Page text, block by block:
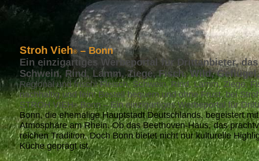
Stroh Vieh® – Bonn
Ein einzigartiges Werbeportal für Drittanbieter,
Schwein, Rind, Lamm, Ziege, Fisch, Wild,
Regional und frisch! Fleisch, Schwein, Rind, Lamm, Ziege,
nachhaltig und fein! Bestell bequem und ohne Frust, bei
STROH VIEH®Bonn – Ein einzigartiges Werbeportal für
Bonn, die ehemalige Hauptstadt Deutschlands, begeistert
Atmosphäre am Rhein. Ob das Beethoven-Haus, das
reichen Tradition. Doch Bonn bietet nicht nur kulturelle
Küche geprägt ist.